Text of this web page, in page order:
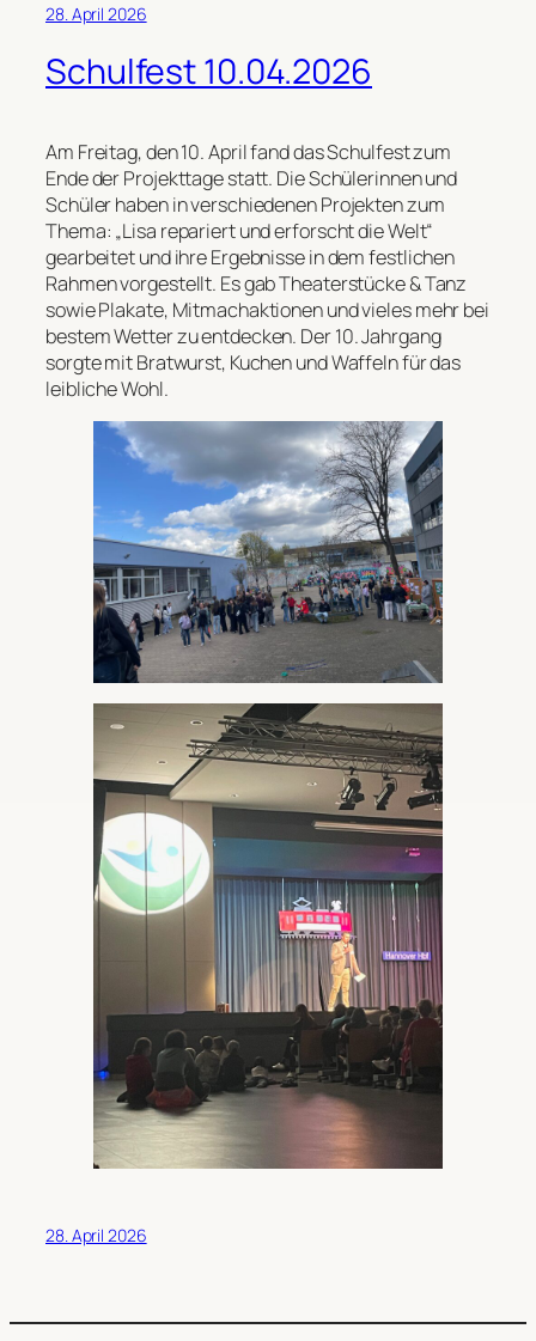
28. April 2026
Schulfest 10.04.2026
Am Freitag, den 10. April fand das Schulfest zum
Ende der Projekttage statt. Die Schülerinnen und
Schüler haben in verschiedenen Projekten zum
Thema: „Lisa repariert und erforscht die Welt“
gearbeitet und ihre Ergebnisse in dem festlichen
Rahmen vorgestellt. Es gab Theaterstücke & Tanz
sowie Plakate, Mitmachaktionen und vieles mehr bei
bestem Wetter zu entdecken. Der 10. Jahrgang
sorgte mit Bratwurst, Kuchen und Waffeln für das
leibliche Wohl.
28. April 2026